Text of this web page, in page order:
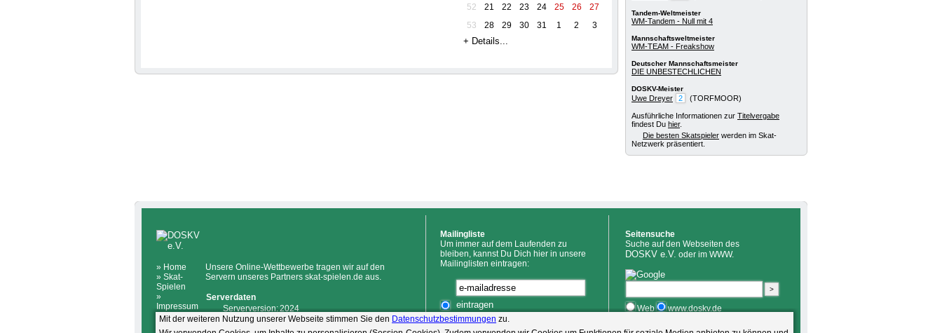
52
21 22 23 24 25 26
27
53
28 29 30 31 1 2 3
+ Details...
Tandem-Weltmeister
WM-Tandem - Null mit 4
Mannschaftsweltmeister
WM-TEAM - Freakshow
Deutscher Mannschaftsmeister
DIE UNBESTECHLICHEN
DOSKV-Meister
Uwe Dreyer 2 (TORFMOOR)
Ausführliche Informationen zur Titelvergabe
findest Du hier.
Die besten Skatspieler werden im Skat-
Netzwerk präsentiert.
» Home
» Skat-
Spielen
»
Impressum
»
Unsere Online-Wettbewerbe tragen wir auf den
Servern unseres Partners skat-spielen.de aus.
Serverdaten
Serverversion:2024
registrierte Spieler:501.086
Mailingliste
Um immer auf dem Laufenden zu
bleiben, kannst Du Dich hier in unsere
Mailinglisten eintragen:
eintragen
austragen
Seitensuche
Suche auf den Webseiten des
DOSKV e.V. oder im WWW.
Web
www.doskv.de
Mit der weiteren Nutzung unserer Webseite stimmen Sie den Datenschutzbestimmungen zu.